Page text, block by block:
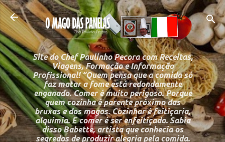
Pular para o
Site do Chef Paulinho Pecora com Receitas,
Viagens, Formação e Informação
Profissional! “Quem pensa que a comida só
faz matar a fome está redondamente
enganado. Comer é muito perigoso. Porque
quem cozinha é parente próximo das
bruxas e dos magos. Cozinhar é feitiçaria,
alquimia. E comer é ser enfeitiçado. Sabia
disso Babette, artista que conhecia os
segredos de produzir alegria pela comida.